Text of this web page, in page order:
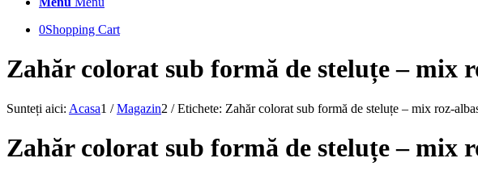
0Shopping Cart
Zahăr colorat sub formă de steluțe – mix
Sunteți aici: Acasa1 / Magazin2 / Etichete: Zahăr colorat sub formă de steluțe – mix roz-
Zahăr colorat sub formă de steluțe – mix